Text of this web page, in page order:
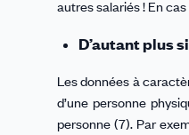
autres salariés ! En
D’autant plus
Les données à
d’une personne
personne (7). Par